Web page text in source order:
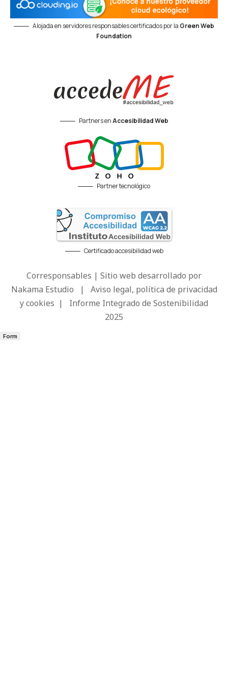
Alojada en servidores responsables certificados por la Green Web
Foundation
Partners enAccesibilidad Web
Partner tecnológico
Certificado accesibilidad web
Corresponsables | Sitio web desarrollado por
Nakama Estudio | Aviso legal, política de privacidad
y cookies | Informe Integrado de Sostenibilidad
2025
Form